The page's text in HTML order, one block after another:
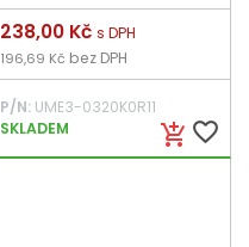
add_shopping_cart favorite_border
Cena
238,00 Kč s DPH
196,69 Kč bez DPH
P/N:UME3-0320K0R11
SKLADEM